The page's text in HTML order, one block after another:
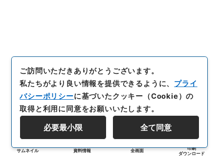
サムネイル 資料情報 全画面
印刷
ダウンロード
ご訪問いただきありがとうございます。
私たちがより良い情報を提供できるように、 プライ
バシーポリシーに基づいたクッキー（Cookie）の
取得と利用に同意をお願いいたします。
必要最小限 全て同意